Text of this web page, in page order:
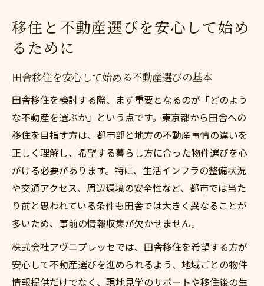
移住と不動産選びを安心して始め
るために
田舎移住を安心して始める不動産選びの基本
田舎移住を検討する際、まず重要となるのが「どのよう
な不動産を選ぶか」という点です。東京都から田舎への
移住を目指す方は、都市部と地方の不動産事情の違いを
正しく理解し、希望する暮らし方に合った物件選びを心
がける必要があります。特に、生活インフラの整備状況
や交通アクセス、周辺環境の安全性など、都市では当た
り前と思われている条件も田舎では大きく異なることが
多いため、事前の情報収集が欠かせません。
株式会社アヴニプレッセでは、田舎移住を希望する方が
安心して不動産選びを進められるよう、地域ごとの物件
情報提供だけでなく、現地見学のサポートや移住後の生